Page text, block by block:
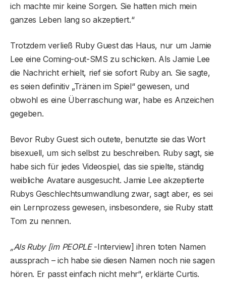
ich machte mir keine Sorgen. Sie hatten mich mein
ganzes Leben lang so akzeptiert.“
Trotzdem verließ Ruby Guest das Haus, nur um Jamie
Lee eine Coming-out-SMS zu schicken. Als Jamie Lee
die Nachricht erhielt, rief sie sofort Ruby an. Sie sagte,
es seien definitiv „Tränen im Spiel“ gewesen, und
obwohl es eine Überraschung war, habe es Anzeichen
gegeben.
Bevor Ruby Guest sich outete, benutzte sie das Wort
bisexuell, um sich selbst zu beschreiben. Ruby sagt, sie
habe sich für jedes Videospiel, das sie spielte, ständig
weibliche Avatare ausgesucht. Jamie Lee akzeptierte
Rubys Geschlechtsumwandlung zwar, sagt aber, es sei
ein Lernprozess gewesen, insbesondere, sie Ruby statt
Tom zu nennen.
„Als Ruby [im PEOPLE-Interview] ihren toten Namen
aussprach – ich habe sie diesen Namen noch nie sagen
hören. Er passt einfach nicht mehr“, erklärte Curtis.